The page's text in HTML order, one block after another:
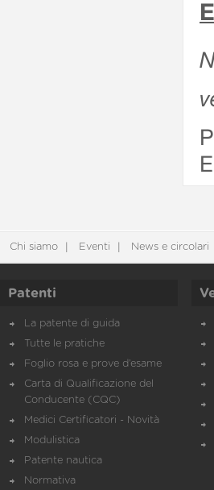
Chi siamo Eventi News e circolari
Patenti
La patente di guida
Tutte le pratiche
Foglio rosa e prove d’esame
Carta di Qualificazione del
Conducente (CQC)
Medici Certificatori - Novità
Modulistica
Patente nautica
Normativa